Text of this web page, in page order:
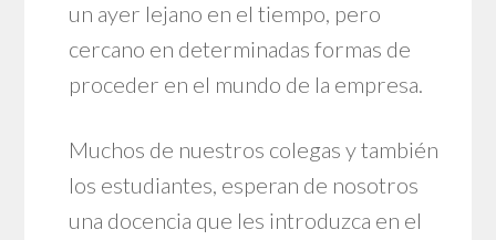
un ayer lejano en el tiempo, pero
cercano en determinadas formas de
proceder en el mundo de la empresa.
Muchos de nuestros colegas y también
los estudiantes, esperan de nosotros
una docencia que les introduzca en el